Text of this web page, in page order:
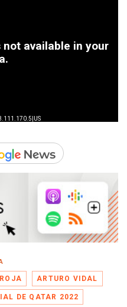
ARTURO VIDAL
DE QATAR 2022